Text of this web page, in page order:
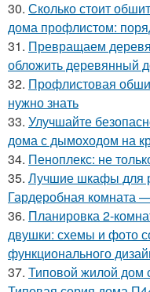
30. Сколько стоит
дома профлистом:
31. Превращаем
обложить деревянный
32. Профлистовая
нужно знать
33. Улучшайте
дома с дымоходом на
34. Пеноплекс: не
35. Лучшие шкафы для
Гардеробная комната
36. Планировка 2-
двушки: схемы и фото
функционального
37. Типовой жилой дом